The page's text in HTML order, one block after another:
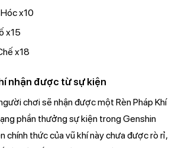
x10
x15
x18
nhận được từ sự kiện
chơi sẽ nhận được một Rèn Pháp Khí
phần thưởng sự kiện trong Genshin
chính thức của vũ khí này chưa được rò rỉ,